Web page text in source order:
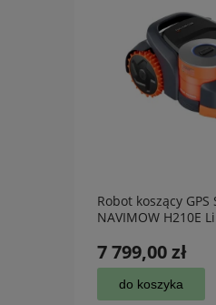
Robot koszący GPS
NAVIMOW H210E
7 799,00 zł
do koszyka